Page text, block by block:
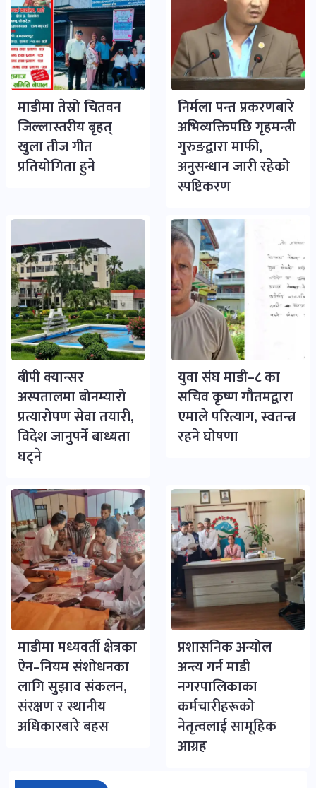
माडीमा तेस्रो चितवन
जिल्लास्तरीय बृहत्
खुला तीज गीत
प्रतियोगिता हुने
निर्मला पन्त प्रकरणबारे
अभिव्यक्तिपछि गृहमन्त्री
गुरुङद्वारा माफी,
अनुसन्धान जारी रहेको
स्पष्टिकरण
बीपी क्यान्सर
अस्पतालमा बोनम्यारो
प्रत्यारोपण सेवा तयारी,
विदेश जानुपर्ने बाध्यता
घट्ने
युवा संघ माडी–८ का
सचिव कृष्ण गौतमद्वारा
एमाले परित्याग, स्वतन्त्र
रहने घोषणा
माडीमा मध्यवर्ती क्षेत्रका
ऐन–नियम संशोधनका
लागि सुझाव संकलन,
संरक्षण र स्थानीय
अधिकारबारे बहस
प्रशासनिक अन्योल
अन्त्य गर्न माडी
नगरपालिकाका
कर्मचारीहरूको
नेतृत्वलाई सामूहिक
आग्रह